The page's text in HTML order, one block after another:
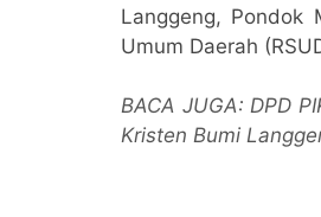
Langgeng, Pondok
Umum Daerah
BACA JUGA: DPD
Kristen Bumi